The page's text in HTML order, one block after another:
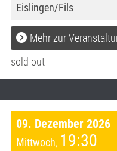
Eislingen/Fils
Mehr zur
sold out
09. Dezember 2026
Mittwoch, 19:30